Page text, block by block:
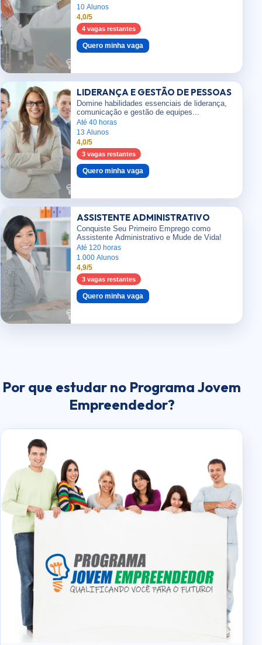
10 Alunos
4,0/5
4 vagas restantes
Quero minha vaga
LIDERANÇA E GESTÃO DE PESSOAS
Domine habilidades essenciais de liderança,
comunicação e gestão de equipes...
Até 40 horas
13 Alunos
4,0/5
3 vagas restantes
Quero minha vaga
ASSISTENTE ADMINISTRATIVO
Conquiste Seu Primeiro Emprego como
Assistente Administrativo e Mude de Vida!
Até 120 horas
1.000 Alunos
4,9/5
3 vagas restantes
Quero minha vaga
Por que estudar no Programa Jovem
Empreendedor?